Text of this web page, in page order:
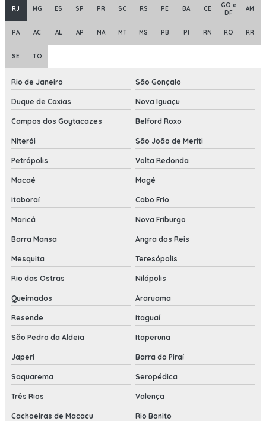
RJ MG ES SP PR SC RS PE BA CE
GO e
DF
AM
PA AC AL AP MA MT MS PB PI RN RO RR
SE TO
Rio de Janeiro São Gonçalo
Duque de Caxias Nova Iguaçu
Campos dos Goytacazes Belford Roxo
Niterói São João de Meriti
Petrópolis Volta Redonda
Macaé Magé
Itaboraí Cabo Frio
Maricá Nova Friburgo
Barra Mansa Angra dos Reis
Mesquita Teresópolis
Rio das Ostras Nilópolis
Queimados Araruama
Resende Itaguaí
São Pedro da Aldeia Itaperuna
Japeri Barra do Piraí
Saquarema Seropédica
Três Rios Valença
Cachoeiras de Macacu Rio Bonito